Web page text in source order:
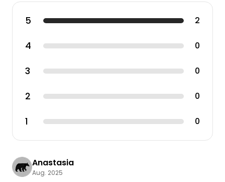
5 2
4 0
3 0
2 0
1 0
Anastasia
Aug. 2025